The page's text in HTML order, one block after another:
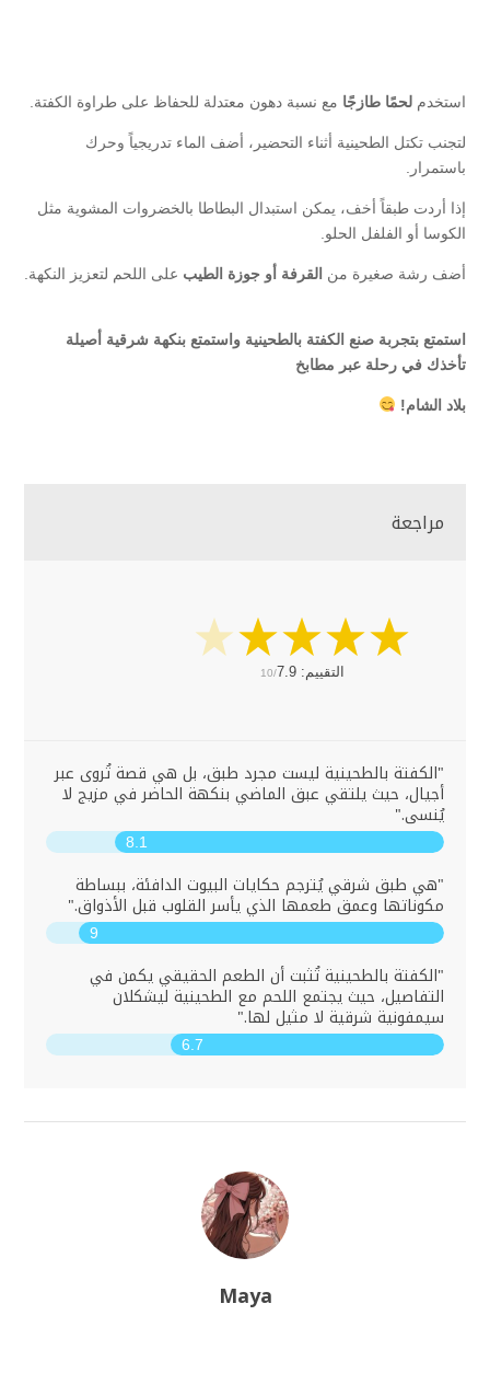
استخدم لحمًا طازجًا مع نسبة دهون معتدلة للحفاظ على طراوة الكفتة.
لتجنب تكتل الطحينية أثناء التحضير، أضف الماء تدريجياً وحرك
باستمرار.
إذا أردت طبقاً أخف، يمكن استبدال البطاطا بالخضروات المشوية مثل
الكوسا أو الفلفل الحلو.
أضف رشة صغيرة من القرفة أو جوزة الطيب على اللحم لتعزيز النكهة.
استمتع بتجربة صنع الكفتة بالطحينية واستمتع بنكهة شرقية أصيلة
تأخذك في رحلة عبر مطابخ
بلاد الشام!
مراجعة
التقييم: 10/7.9
"الكفتة بالطحينية ليست مجرد طبق، بل هي قصة تُروى عبر
أجيال، حيث يلتقي عبق الماضي بنكهة الحاضر في مزيج لا
يُنسى."
8.1
"هي طبق شرقي يُترجم حكايات البيوت الدافئة، ببساطة
مكوناتها وعمق طعمها الذي يأسر القلوب قبل الأذواق."
9
"الكفتة بالطحينية تُثبت أن الطعم الحقيقي يكمن في
التفاصيل، حيث يجتمع اللحم مع الطحينية ليشكلان
سيمفونية شرقية لا مثيل لها."
6.7
Maya